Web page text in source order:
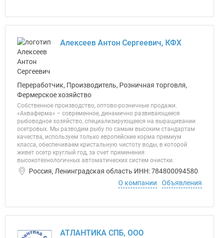
Алексеев Антон Сергеевич, КФХ
Переработчик, Производитель, Розничная торговля,
Фермерское хозяйство
Собственное производство, оптово-розничные продажи.
«Акваферма» – современное, динамично развивающееся
рыбоводное хозяйство, специализирующееся на выращивании
осетровых. Мы разводим рыбу по самым высоким стандартам
качества, используем только европейские корма премиум
класса, обеспечиваем кристальную чистоту воды, в которой
живет осетр круглый год, за счет применения
высокотехнологичных автоматических систем очистки.
Россия, Ленинградская область ИНН: 784800094580
О компании
Объявления
АТЛАНТИКА СПБ, ООО